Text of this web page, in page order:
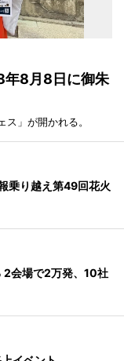
8月8日に御朱
」が開かれる。
乗り越え第49回花火
2会場で2万発、10社